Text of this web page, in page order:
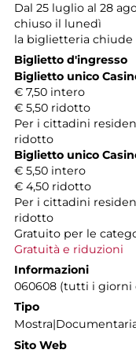
Dal 25 luglio al 28
chiuso il lunedì
la biglietteria
Biglietto d'ingresso
Biglietto unico
€ 7,50 intero
€ 5,50 ridotto
Per i cittadini
ridotto
Biglietto unico
€ 5,50 intero
€ 4,50 ridotto
Per i cittadini
ridotto
Gratuito per le
Gratuità e riduzioni
Informazioni
060608 (tutti i giorni
Tipo
Sito Web